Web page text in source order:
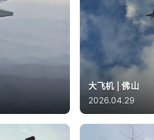
大飞机 | 佛山
2026.04.29